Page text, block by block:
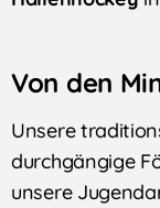
Von den
Unsere
durchgängige
unsere